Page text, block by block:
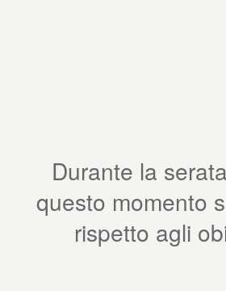
Durante la
questo momento
rispetto agli